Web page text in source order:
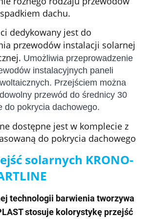
dachu.
dedykowany jest do
przewodów instalacji solarnej
Umożliwia przeprowadzenie
instalacyjnych paneli
Przejściem można
przewód do średnicy 30
do pokrycia dachowego.
dostępne jest w komplecie z
do pokrycia dachowego
solarnych KRONO-
technologii barwienia tworzywa
stosuje kolorystykę przejść